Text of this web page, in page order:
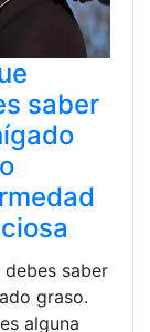
saber
debes saber
graso.
alguna